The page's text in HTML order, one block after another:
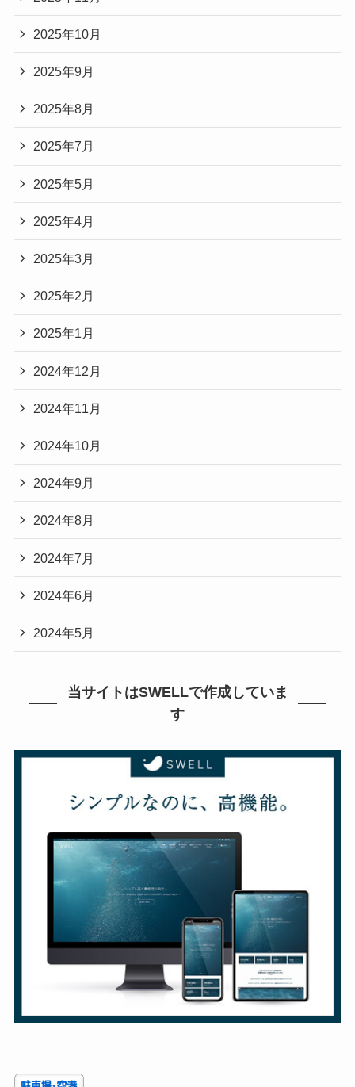
2025年10月
2025年9月
2025年8月
2025年7月
2025年5月
2025年4月
2025年3月
2025年2月
2025年1月
2024年12月
2024年11月
2024年10月
2024年9月
2024年8月
2024年7月
2024年6月
2024年5月
当サイトはSWELLで作成していま
す